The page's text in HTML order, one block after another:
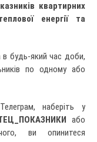
квартирних
енергії та
будь-який час доби,
по одному або
наберіть у
або
ви опинитеся